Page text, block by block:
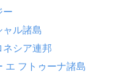
ル諸島
シア連邦
フトゥーナ諸島